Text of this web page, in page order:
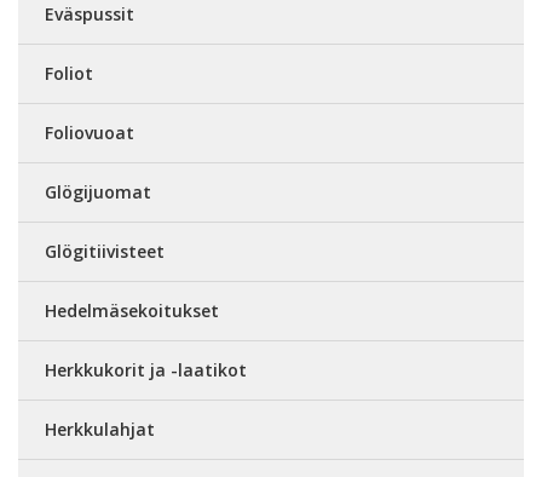
Eväspussit
Foliot
Foliovuoat
Glögijuomat
Glögitiivisteet
Hedelmäsekoitukset
Herkkukorit ja -laatikot
Herkkulahjat